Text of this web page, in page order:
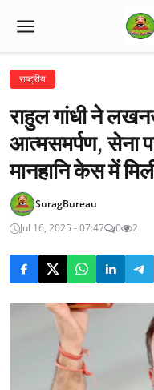
राष्ट्रीय
राहुल गांधी ने
आत्मसमर्पण, सेना
मानहानि केस में
SuragBureau
Jul 16, 2025 - 07:47
0 2